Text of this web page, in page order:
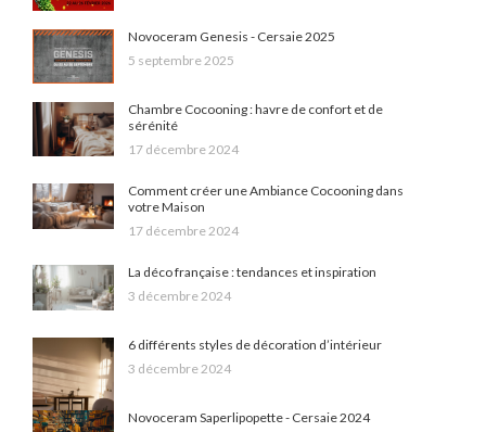
Novoceram Genesis - Cersaie 2025
5 septembre 2025
Chambre Cocooning : havre de confort et de
sérénité
17 décembre 2024
Comment créer une Ambiance Cocooning dans
votre Maison
17 décembre 2024
La déco française : tendances et inspiration
3 décembre 2024
6 différents styles de décoration d’intérieur
3 décembre 2024
Novoceram Saperlipopette - Cersaie 2024